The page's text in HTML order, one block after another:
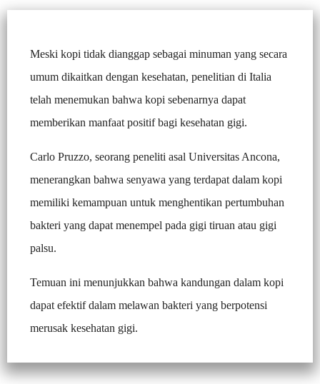
Meski kopi tidak dianggap sebagai minuman yang secara
umum dikaitkan dengan kesehatan, penelitian di Italia
telah menemukan bahwa kopi sebenarnya dapat
memberikan manfaat positif bagi kesehatan gigi.
Carlo Pruzzo, seorang peneliti asal Universitas Ancona,
menerangkan bahwa senyawa yang terdapat dalam kopi
memiliki kemampuan untuk menghentikan pertumbuhan
bakteri yang dapat menempel pada gigi tiruan atau gigi
palsu.
Temuan ini menunjukkan bahwa kandungan dalam kopi
dapat efektif dalam melawan bakteri yang berpotensi
merusak kesehatan gigi.